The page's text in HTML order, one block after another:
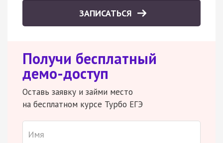
ЗАПИСАТЬСЯ
Получи бесплатный
демо-доступ
Оставь заявку и займи место
на бесплатном курсе Турбо ЕГЭ